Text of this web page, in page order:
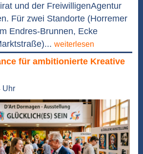
und der FreiwilligenAgentur
Für zwei Standorte (Horremer
Endres-Brunnen, Ecke
weiterlesen
für ambitionierte Kreative
Uhr